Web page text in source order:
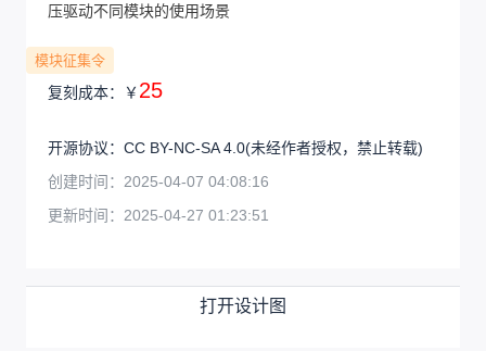
压驱动不同模块的使用场景
模块征集令
复刻成本： ￥ 25
开源协议： CC BY-NC-SA 4.0(未经作者授权，禁止转载)
创建时间： 2025-04-07 04:08:16
更新时间： 2025-04-27 01:23:51
打开设计图